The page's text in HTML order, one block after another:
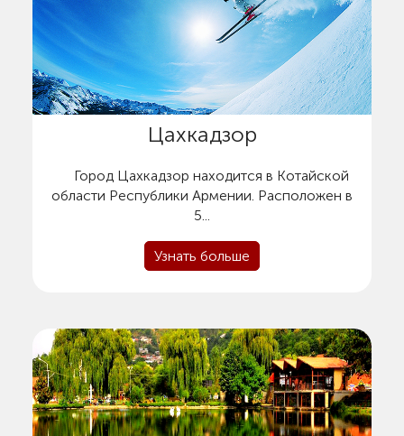
Цахкадзор
Город Цахкадзор находится в Котайской
области Республики Армении. Расположен в
5...
Узнать больше